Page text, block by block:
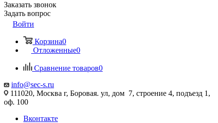
Заказать звонок
Задать вопрос
Войти
Корзина0
Отложенные0
Сравнение товаров0
info@sec-s.ru
111020, Москва г, Боровая. ул, дом 7, строение 4, подъезд 1,
оф. 100
Вконтакте